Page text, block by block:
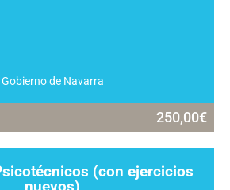
Gobierno de Navarra
250,00€
(con ejercicios